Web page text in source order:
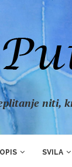
niti,
SVILA